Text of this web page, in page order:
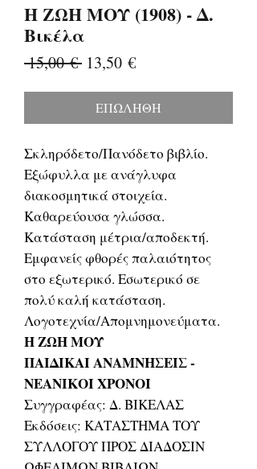
Η ΖΩΗ ΜΟΥ (1908) - Δ.
Βικέλα
15,00 € Κανονική
13,50 €Τιμή
ΕΠΩΛΗΘΗ
Σκληρόδετο/Πανόδετο βιβλίο.
Εξώφυλλα με ανάγλυφα
διακοσμητικά στοιχεία.
Καθαρεύουσα γλώσσα.
Κατάσταση μέτρια/αποδεκτή.
Εμφανείς φθορές παλαιότητος
στο εξωτερικό. Εσωτερικό σε
πολύ καλή κατάσταση.
Λογοτεχνία/Απομνημονεύματα.
Η ΖΩΗ ΜΟΥ
ΠΑΙΔΙΚΑΙ ΑΝΑΜΝΗΣΕΙΣ -
ΝΕΑΝΙΚΟΙ ΧΡΟΝΟΙ
Συγγραφέας: Δ. ΒΙΚΕΛΑΣ
Εκδόσεις: ΚΑΤΑΣΤΗΜΑ ΤΟΥ
ΣΥΛΛΟΓΟΥ ΠΡΟΣ ΔΙΑΔΟΣΙΝ